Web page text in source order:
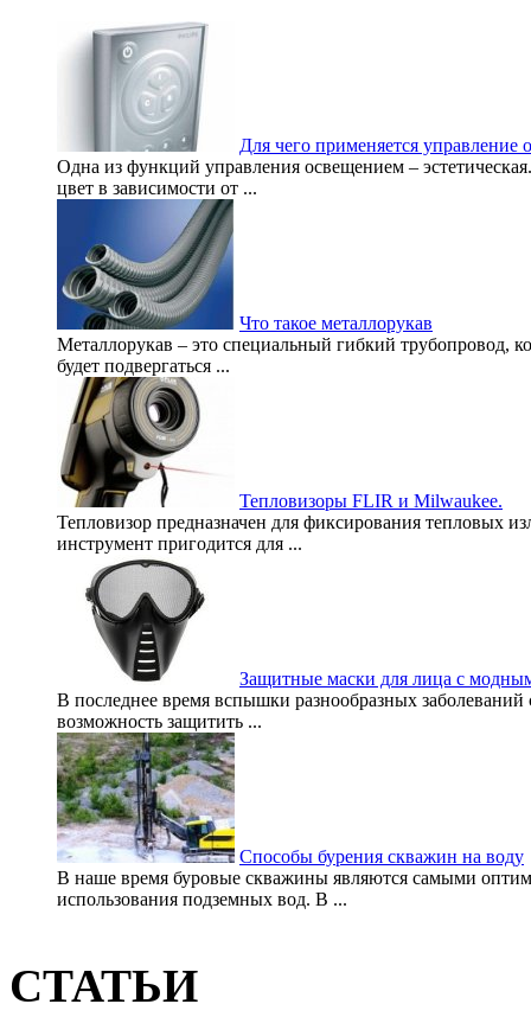
Для чего применяется управление
Одна из функций управления освещением –
цвет в зависимости от ...
Что такое металлорукав
Металлорукав – это специальный гибкий трубопровод,
будет подвергаться ...
Тепловизоры FLIR и Milwaukee.
Тепловизор предназначен для фиксирования тепловых
инструмент пригодится для ...
Защитные маски для лица с
В последнее время вспышки разнообразных
возможность защитить ...
Способы бурения скважин на воду
В наше время буровые скважины являются самыми
использования подземных вод. В ...
СТАТЬИ